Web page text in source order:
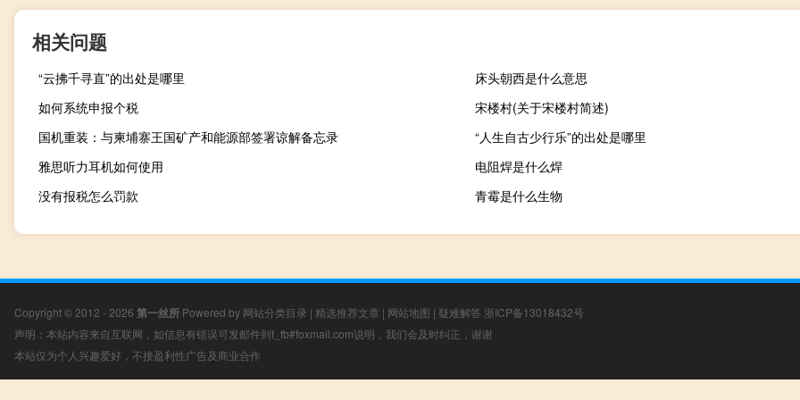
相关问题
“云拂千寻直”的出处是哪里
床头朝西是什么意思
如何系统申报个税
宋楼村(关于宋楼村简述)
国机重装：与柬埔寨王国矿产和能源部签署谅解备忘录
“人生自古少行乐”的出处是哪里
雅思听力耳机如何使用
电阻焊是什么焊
没有报税怎么罚款
青霉是什么生物
Copyright © 2012 - 2026 第一丝所 Powered by 网站分类目录 | 精选推荐文章 | 网站地图 | 疑难解答 浙ICP备13018432号
声明：本站内容来自互联网，如信息有错误可发邮件到f_fb#foxmail.com说明，我们会及时纠正，谢谢
本站仅为个人兴趣爱好，不接盈利性广告及商业合作